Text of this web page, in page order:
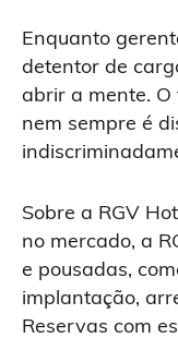
Enquanto
detentor de
abrir a mente. O
nem sempre é
Sobre a RGV
no mercado, a
e pousadas,
implantação,
Reservas com